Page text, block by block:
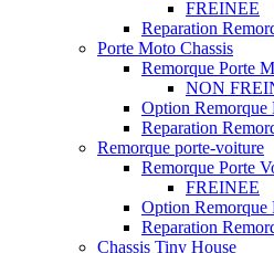
FREINEE
Reparation
Porte Moto Chassis
Remorque Porte
NON
Option Remorque
Reparation
Remorque porte-voiture
Remorque Porte
FREINEE
Option Remorque
Reparation
Chassis Tiny House